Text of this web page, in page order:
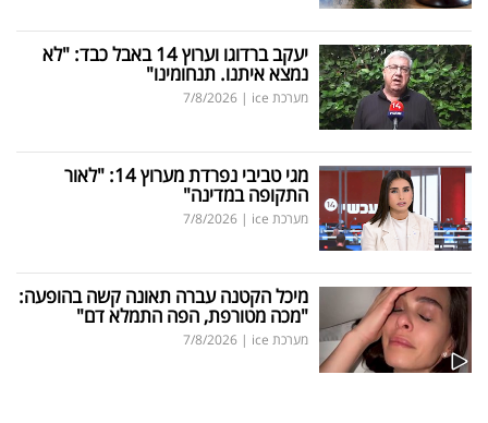
יעקב ברדוגו וערוץ 14 באבל כבד: "לא
נמצא איתנו. תנחומינו"
מערכת ice |
7/8/2026
מגי טביבי נפרדת מערוץ 14: "לאור
התקופה במדינה"
מערכת ice |
7/8/2026
מיכל הקטנה עברה תאונה קשה בהופעה:
"מכה מטורפת, הפה התמלא דם"
מערכת ice |
7/8/2026